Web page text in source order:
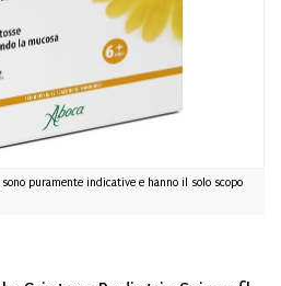
puramente indicative e hanno il solo scopo